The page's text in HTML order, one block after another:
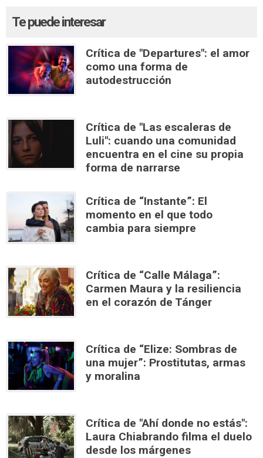
Te puede interesar
Crítica de "Departures": el amor
como una forma de
autodestrucción
Crítica de "Las escaleras de
Luli": cuando una comunidad
encuentra en el cine su propia
forma de narrarse
Crítica de “Instante”: El
momento en el que todo
cambia para siempre
Crítica de “Calle Málaga”:
Carmen Maura y la resiliencia
en el corazón de Tánger
Crítica de “Elize: Sombras de
una mujer”: Prostitutas, armas
y moralina
Crítica de "Ahí donde no estás":
Laura Chiabrando filma el duelo
desde los márgenes